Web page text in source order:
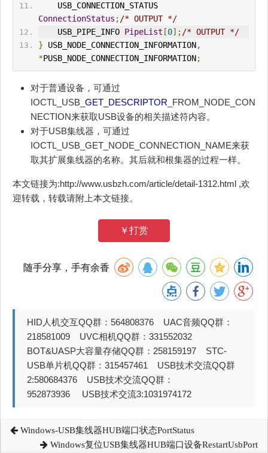
    USB_CONNECTION_STATUS
ConnectionStatus ; /* OUTPUT */
    USB_PIPE_INFO
PipeList [0]; /* OUTPUT */
} USB_NODE_CONNECTION_INFORMATION,
*PUSB_NODE_CONNECTION_INFORMATION;
对于普通设备，可通过
IOCTL_USB_ GET_DESCRIPTOR _FROM_NODE_CON
NECTION来获取USB设备的相关描述符内容。
对于USB集线器，可通过
IOCTL_USB_GET_NODE_CONNECTION_NAME来获
取其扩展集线器的名称。其后就和根集器的过程一样。
本文链接为:http://www.usbzh.com/article/detail-1312.html ,欢
迎转载，转载请附上本文链接。
￥打赏
随手分享，手有余香
HID人机交互QQ群：564808376 UAC音频QQ群：
218581009 UVC相机QQ群：331552032
BOT&UASP大容量存储QQ群：258159197 STC-
USB单片机QQ群：315457461 USB技术交流QQ群
2:580684376 USB技术交流QQ群：
952873936 USB技术交流3:1031974172
Windows-USB集线器HUB端口状态PortStatus
Windows复位USB集线器HUB端口设备RestartUsbPort